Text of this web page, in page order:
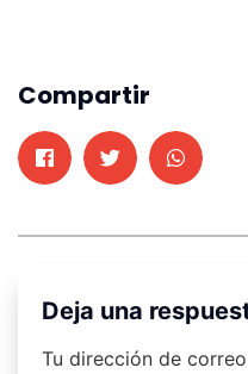
Compartir
Deja una
Tu dirección de